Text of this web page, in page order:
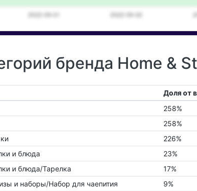
бренда Home &
Доля от
258%
258%
226%
и блюда
23%
и блюда/Тарелка
17%
и наборы/Набор для чаепития
9%